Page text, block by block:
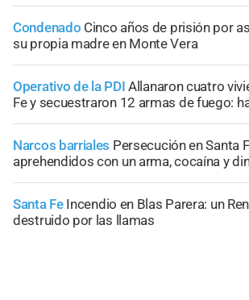
Condenado Cinco años de prisión por
su propia madre en Monte Vera
Operativo de la PDI Allanaron cuatro
Fe y secuestraron 12 armas de fuego:
Narcos barriales Persecución en Santa
aprehendidos con un arma, cocaína y
Santa Fe Incendio en Blas Parera: un
destruido por las llamas